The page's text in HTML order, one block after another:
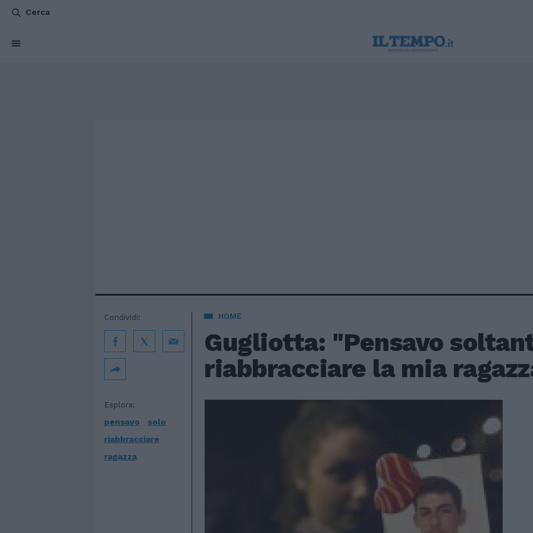
Cerca
HOME
Gugliotta: "Pensavo
riabbracciare la mia
Esplora:
pensavo
solo
riabbracciare
ragazza
Condividi: